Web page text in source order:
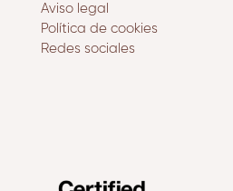
Aviso legal
Política de cookies
Redes sociales